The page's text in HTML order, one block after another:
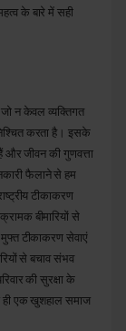
के बारे में सही
न केवल व्यक्तिगत
करता है। इसके
और जीवन की गुणवत्ता
फैलाने से हम
टीकाकरण
बीमारियों से
मुफ्तटीकाकरण सेवाएं
से बचाव संभव
की सुरक्षा के
एक खुशहाल समाज